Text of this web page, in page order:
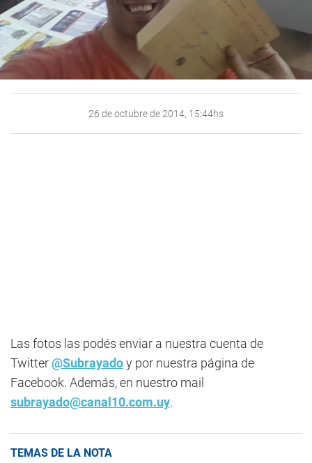
26 de octubre de 2014, 15:44hs
Las fotos las podés enviar a nuestra cuenta de
Twitter@Subrayadoy por nuestra página de
Facebook. Además, en nuestro mail
subrayado@canal10.com.uy.
TEMAS DE LA NOTA